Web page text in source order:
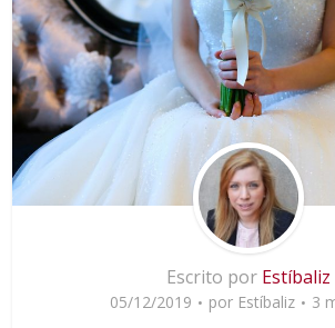
Escrito por Estíbaliz
05/12/2019 por Estíbaliz 3